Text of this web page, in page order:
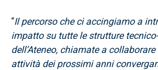
“Il percorso che ci accingiamo a
impatto su tutte le strutture
dell’Ateneo, chiamate a
attività dei prossimi anni